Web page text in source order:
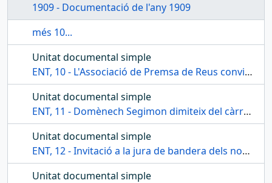
1909 - Documentació de l'any 1909
més 10...
Unitat documental simple
ENT, 10 - L'Associació de Premsa de Reus convida al Centre a participar a l'homenatge a Àngel Guimerà
Unitat documental simple
ENT, 11 - Domènech Segimon dimiteix del càrrec de president
Unitat documental simple
ENT, 12 - Invitació a la jura de bandera dels nous soldats
Unitat documental simple